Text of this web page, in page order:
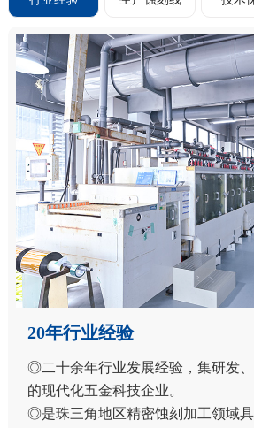
20年行业经验
◎二十余年行业发展经验，集研发
的现代化五金科技企业。
◎是珠三角地区精密蚀刻加工领域